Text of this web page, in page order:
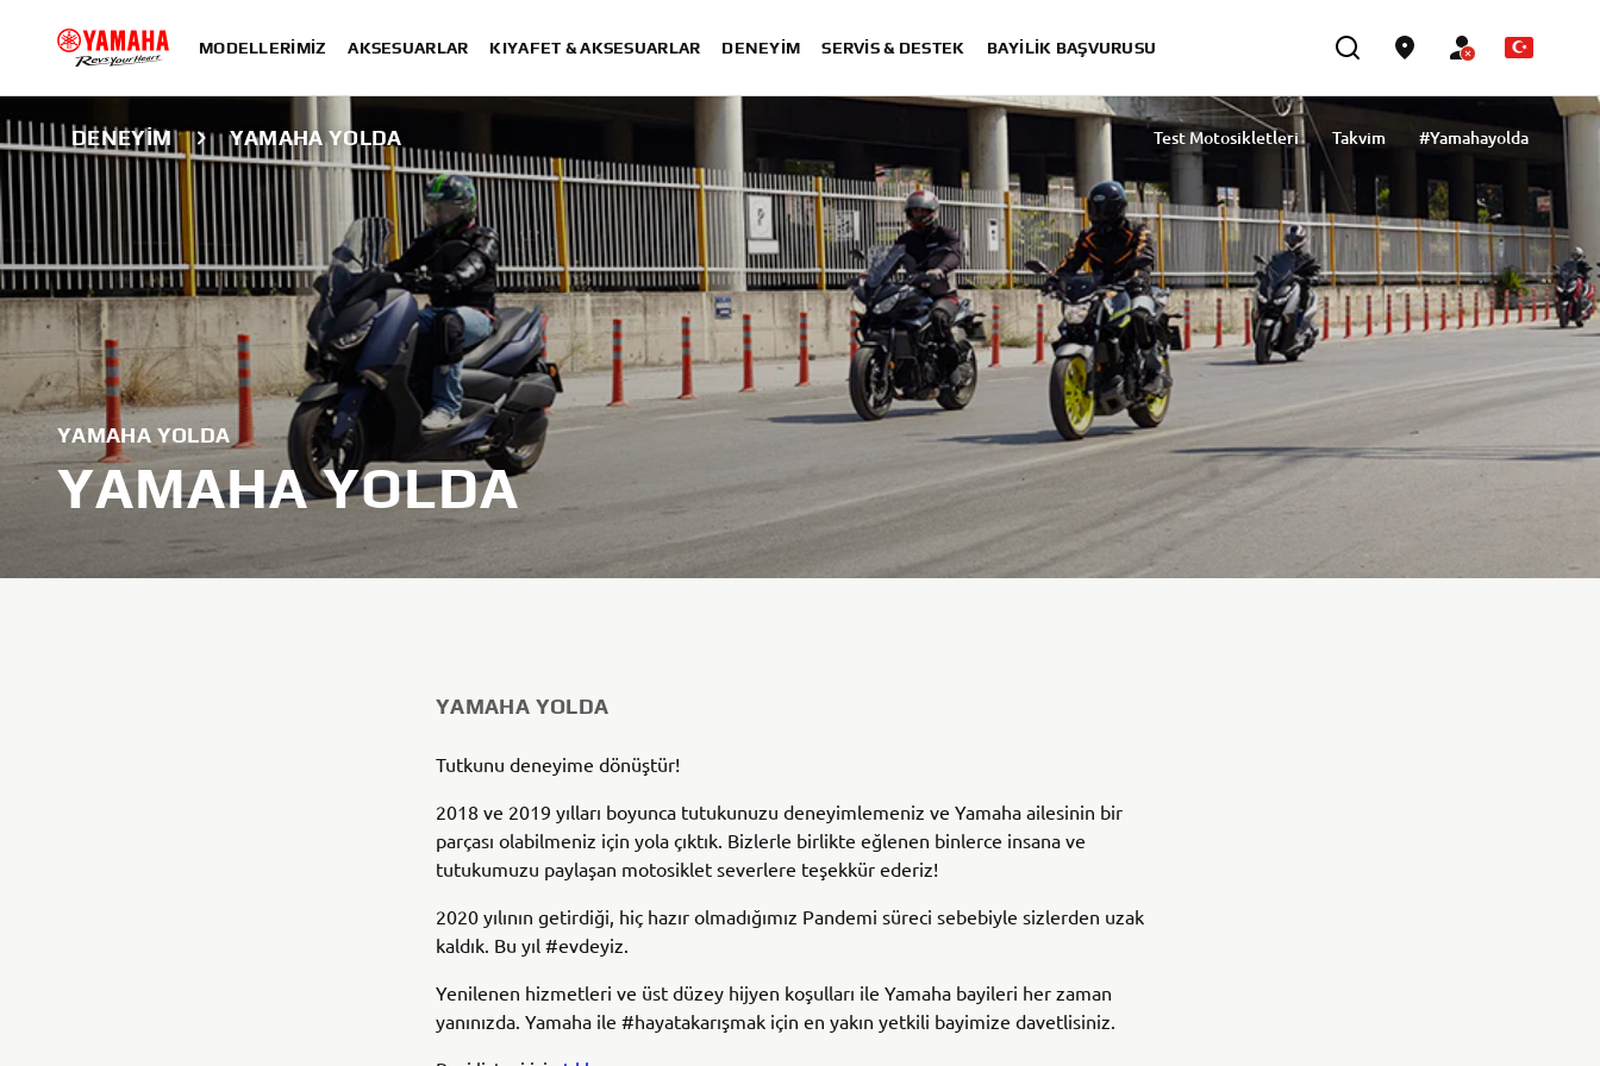
MODELLERIMIZ AKSESUARLAR KIYAFET & AKSESUARLAR DENEYIM SERVIS & DESTEK BAYİLİK BAŞVURUSU
DENEYIM YAMAHA YOLDA Test Motosikletleri Takvim #Yamahayolda
YAMAHA YOLDA
YAMAHA YOLDA
YAMAHA YOLDA
Tutkunu deneyime dönüştür!
2018 ve 2019 yılları boyunca tutukunuzu deneyimlemeniz ve Yamaha ailesinin bir
parçası olabilmeniz için yola çıktık. Bizlerle birlikte eğlenen binlerce insana ve
tutukumuzu paylaşan motosiklet severlere teşekkür ederiz!
2020 yılının getirdiği, hiç hazır olmadığımız Pandemi süreci sebebiyle sizlerden uzak
kaldık. Bu yıl #evdeyiz.
Yenilenen hizmetleri ve üst düzey hijyen koşulları ile Yamaha bayileri her zaman
yanınızda. Yamaha ile #hayatakarışmak için en yakın yetkili bayimize davetlisiniz.